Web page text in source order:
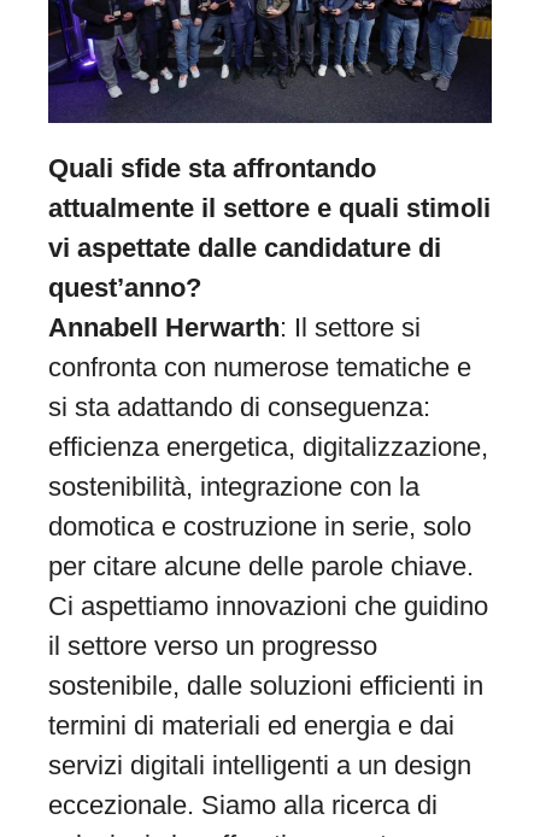
Quali sfide sta affrontando
attualmente il settore e quali stimoli
vi aspettate dalle candidature di
quest’anno?
Annabell Herwarth: Il settore si
confronta con numerose tematiche e
si sta adattando di conseguenza:
efficienza energetica, digitalizzazione,
sostenibilità, integrazione con la
domotica e costruzione in serie, solo
per citare alcune delle parole chiave.
Ci aspettiamo innovazioni che guidino
il settore verso un progresso
sostenibile, dalle soluzioni efficienti in
termini di materiali ed energia e dai
servizi digitali intelligenti a un design
eccezionale. Siamo alla ricerca di